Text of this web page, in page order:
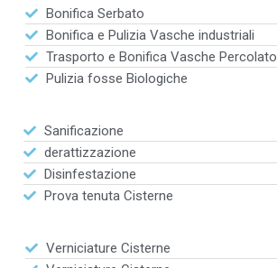
Bonifica Serbato
Bonifica e Pulizia Vasche industriali
Trasporto e Bonifica Vasche Percolato
Pulizia fosse Biologiche
Sanificazione
derattizzazione
Disinfestazione
Prova tenuta Cisterne
Verniciature Cisterne